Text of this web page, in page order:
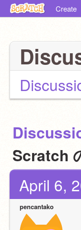
Create
Scratch
April 6,
pencantako